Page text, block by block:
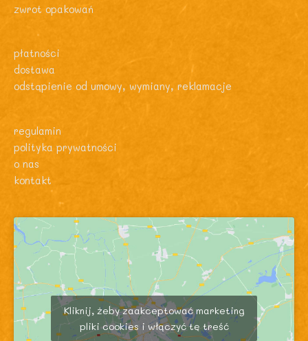
zwrot opakowań
płatności
dostawa
odstąpienie od umowy, wymiany, reklamacje
regulamin
polityka prywatności
o nas
kontakt
Kliknij, żeby zaakceptować marketing
pliki cookies i włączyć tę treść